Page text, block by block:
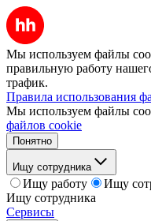
Мы используем файлы
правильную работу
трафик.
Правила использования
Мы используем файлы
файлов cookie
Понятно
Ищу сотрудника
Ищу работу
Ищу
Ищу сотрудника
Сервисы